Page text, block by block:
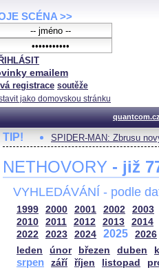
SCÉNA >>
emailem
registrace soutěže
jako domovskou stránku
TIP! SPIDER-MAN: Zbrusu
NETHOVORY - již
VYHLEDÁVÁNÍ - podle
1999 2000 2001 2002 2003
2010
2011 2012 2013 2014
2022
2023 2024 2025
2026
leden
únor březen duben
srpen září říjen listopad